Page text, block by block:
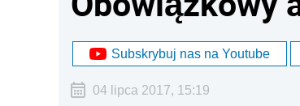
Subskrybuj nas na Youtube
04 lipca 2017, 15:19